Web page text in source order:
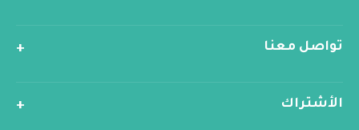
تواصل معنا
الأشتراك